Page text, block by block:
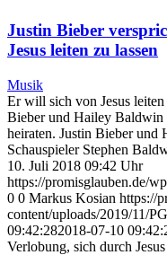
Justin Bieber
Jesus leiten zu lassen
Musik
Er will sich von Jesus
Bieber und Hailey Baldwin
heiraten. Justin Bieber
Schauspieler Stephen
10. Juli 2018 09:42 Uhr
https://promisglauben.de/
0 0 Markus Kosian https://
content/uploads/2019/11/
09:42:282018-07-10
Verlobung, sich durch